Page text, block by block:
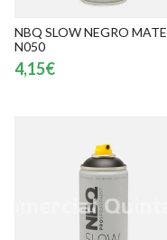
NBQ SLOW NEGRO MATE
N050
4,15€